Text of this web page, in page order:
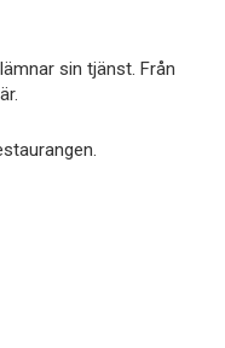
sin tjänst. Från